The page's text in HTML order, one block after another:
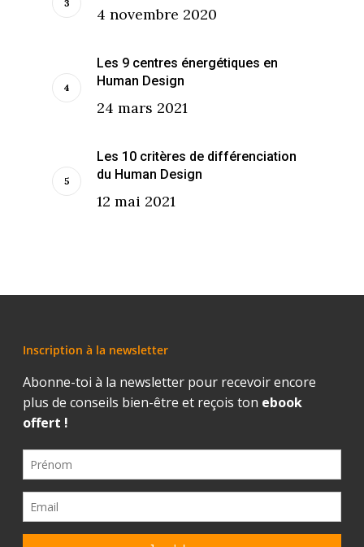
4 novembre 2020
Les 9 centres énergétiques en
Human Design
24 mars 2021
Les 10 critères de différenciation
du Human Design
12 mai 2021
Inscription à la newsletter